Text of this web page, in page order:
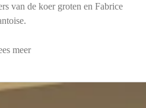
van de koer groten en Fabrice
meer